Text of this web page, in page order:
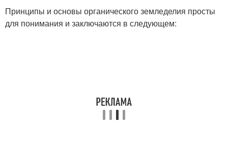
Принципы и основы органического земледелия просты
для понимания и заключаются в следующем: